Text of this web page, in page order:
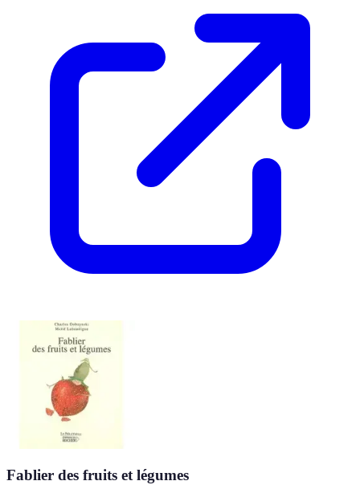
Fablier des fruits et légumes